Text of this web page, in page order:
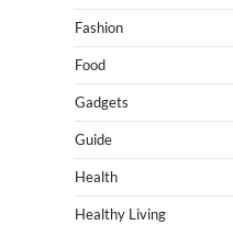
Fashion
Food
Gadgets
Guide
Health
Healthy Living